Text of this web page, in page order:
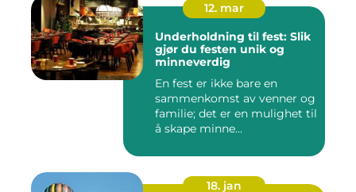
12. mar
Underholdning til fest: Slik
gjør du festen unik og
minneverdig
En fest er ikke bare en
sammenkomst av venner og
familie; det er en mulighet til
å skape minne...
18. jan